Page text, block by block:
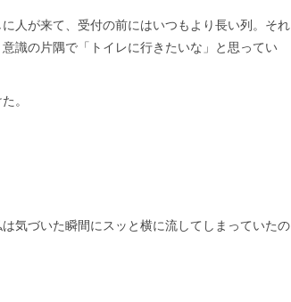
人が来て、受付の前にはいつもより長い列。それ
識の片隅で「トイレに行きたいな」と思ってい
。
気づいた瞬間にスッと横に流してしまっていたの